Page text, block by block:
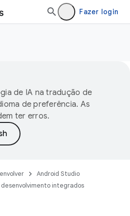
Fazer login
de IA na tradução de
de preferência. As
ter erros.
Android Studio
integrados